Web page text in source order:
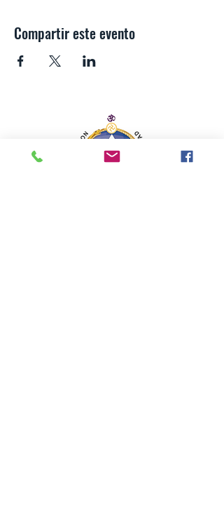
Compartir este evento